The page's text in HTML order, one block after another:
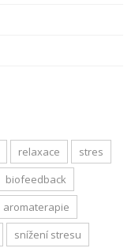
relaxace
stres
biofeedback
aromaterapie
snížení stresu